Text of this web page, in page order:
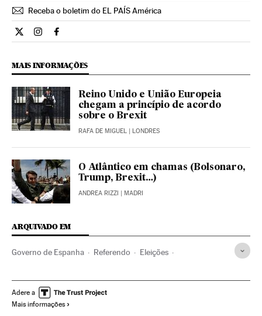
Receba o boletim do EL PAÍS América
Internacional El País Brasil en Twitter
Internacional El País Brasil en Instagram
Internacional El País Brasil en Facebook
MAIS INFORMAÇÕES
Reino Unido e União Europeia
chegam a princípio de acordo
sobre o Brexit
RAFA DE MIGUEL | LONDRES
O Atlântico em chamas (Bolsonaro,
Trump, Brexit…)
ANDREA RIZZI | MADRI
ARQUIVADO EM
Governo de Espanha Referendo Eleições
Organizações internacionais
Administração Estado
Adere a
Mais informações